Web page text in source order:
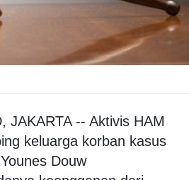
JAKARTA -- Aktivis HAM
keluarga korban kasus
Douw